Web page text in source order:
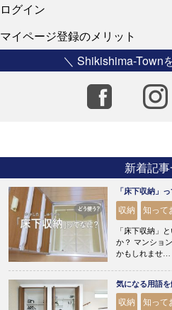
ログイン
マイページ登録のメリット
＼ Shikishima-Town
新着記
「床下収納」
収納 知って
「床下収納」
か？ マンショ
かもしれませ…
気になる用語
収納 知って